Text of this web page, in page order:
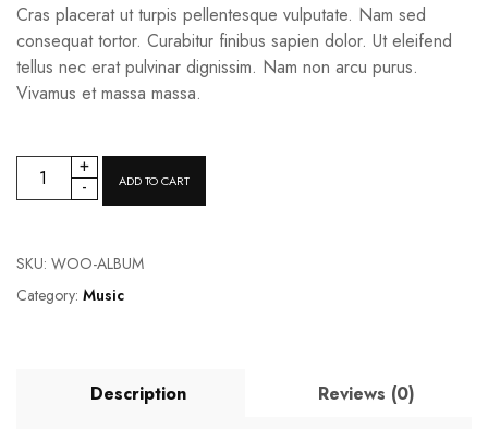
Cras placerat ut turpis pellentesque vulputate. Nam sed
consequat tortor. Curabitur finibus sapien dolor. Ut eleifend
tellus nec erat pulvinar dignissim. Nam non arcu purus.
Vivamus et massa massa.
-
+
ADD TO CART
SKU: WOO-ALBUM
Category: Music
Description Reviews (0)